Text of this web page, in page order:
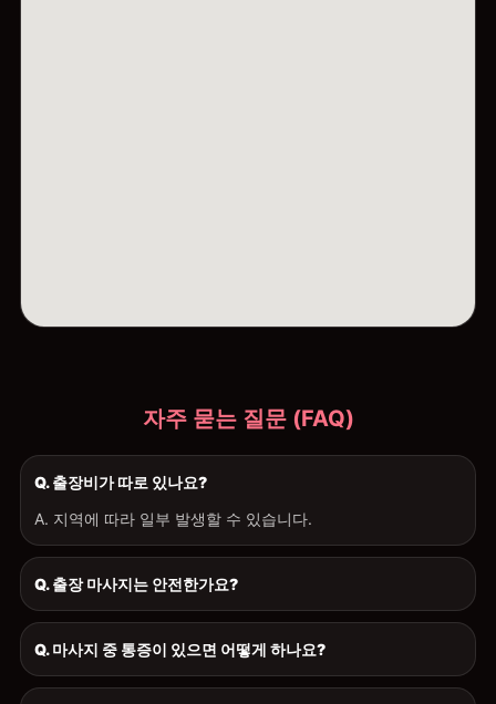
자주 묻는 질문 (FAQ)
Q. 출장비가 따로 있나요?
A. 지역에 따라 일부 발생할 수 있습니다.
Q. 출장 마사지는 안전한가요?
Q. 마사지 중 통증이 있으면 어떻게 하나요?